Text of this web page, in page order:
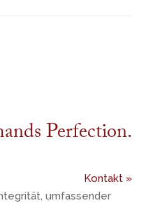
Perfection.
Kontakt »
umfassender